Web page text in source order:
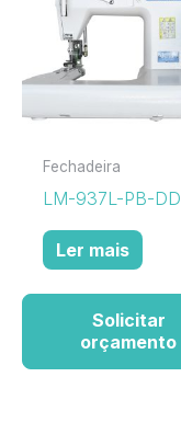
Fechadeira
LM-937L-PB-DD
Ler mais
Solicitar
orçamento